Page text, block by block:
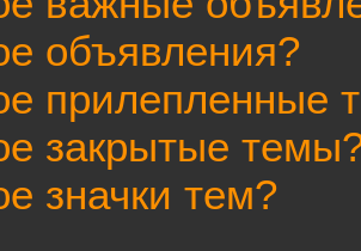
объявления?
прилепленные
закрытые
значки тем?